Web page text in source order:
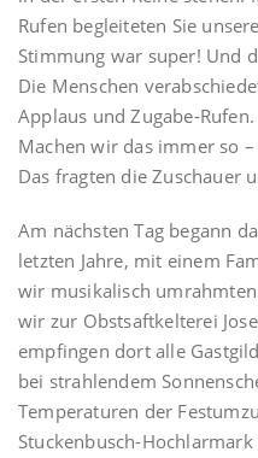
Rufen begleiteten Sie
Stimmung war super! Und
Die Menschen
Applaus und Zugabe-Rufen.
Machen wir das immer so
Das fragten die Zuschauer
Am nächsten Tag begann
letzten Jahre, mit einem
wir musikalisch
wir zur Obstsaftkelterei
empfingen dort alle
bei strahlendem
Temperaturen der
Stuckenbusch-Hochlarmark